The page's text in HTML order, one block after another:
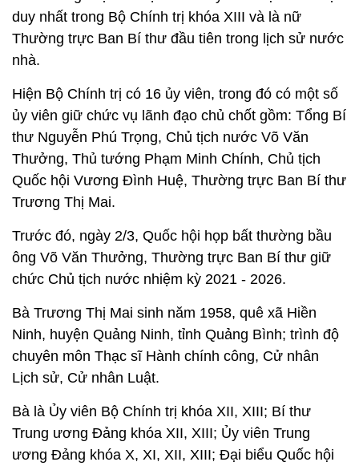
duy nhất trong Bộ Chính trị khóa XIII và là nữ
Thường trực Ban Bí thư đầu tiên trong lịch sử nước
nhà.
Hiện Bộ Chính trị có 16 ủy viên, trong đó có một số
ủy viên giữ chức vụ lãnh đạo chủ chốt gồm: Tổng Bí
thư Nguyễn Phú Trọng, Chủ tịch nước Võ Văn
Thưởng, Thủ tướng Phạm Minh Chính, Chủ tịch
Quốc hội Vương Đình Huệ, Thường trực Ban Bí thư
Trương Thị Mai.
Trước đó, ngày 2/3, Quốc hội họp bất thường bầu
ông Võ Văn Thưởng, Thường trực Ban Bí thư giữ
chức Chủ tịch nước nhiệm kỳ 2021 - 2026.
Bà Trương Thị Mai sinh năm 1958, quê xã Hiền
Ninh, huyện Quảng Ninh, tỉnh Quảng Bình; trình độ
chuyên môn Thạc sĩ Hành chính công, Cử nhân
Lịch sử, Cử nhân Luật.
Bà là Ủy viên Bộ Chính trị khóa XII, XIII; Bí thư
Trung ương Đảng khóa XII, XIII; Ủy viên Trung
ương Đảng khóa X, XI, XII, XIII; Đại biểu Quốc hội